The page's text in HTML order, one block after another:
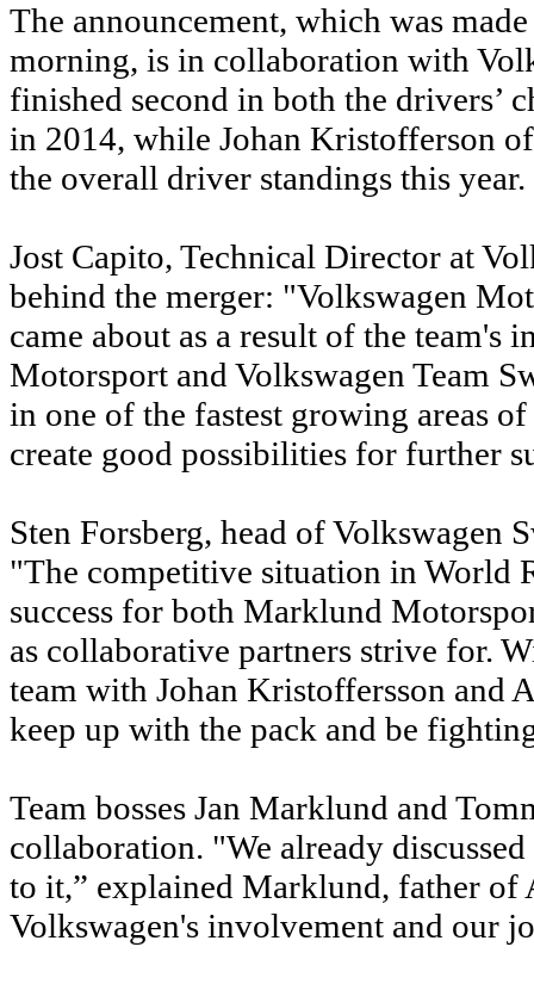
The announcement, which was
morning, is in collaboration with
finished second in both the drivers’
in 2014, while Johan Kristofferson
the overall driver standings this year.
Jost Capito, Technical Director at
behind the merger: "Volkswagen
came about as a result of the
Motorsport and Volkswagen Team
in one of the fastest growing areas
create good possibilities for further
Sten Forsberg, head of Volkswagen
"The competitive situation in World
success for both Marklund
as collaborative partners strive for.
team with Johan Kristoffersson and
keep up with the pack and be
Team bosses Jan Marklund and
collaboration. "We already
to it,” explained Marklund, father
Volkswagen's involvement and our